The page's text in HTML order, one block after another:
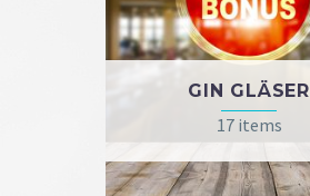
GIN GLÄSER
17 items